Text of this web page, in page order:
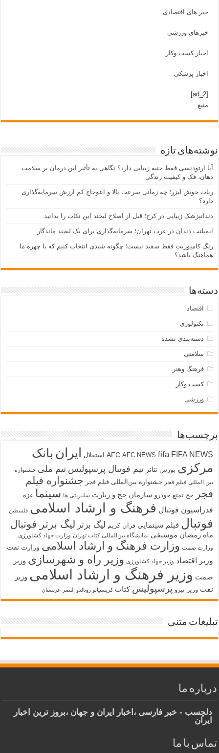
خبر های اقتصادی
خبرهای ورزشی
اخبار کسب وکار
اخبار پزشکی
[ad_2]
منبع
نوشته‌های تازه
آیا ارتودنسی فقط جنبه زیبایی دارد؟ نگاهی به تأثیر این درمان بر سلامت
دهان، فک و کیفیت زندگی
ربات جوش لیزر؛ چه زمانی سرعت بالا و اعوجاج کم ارزش سرمایه‌گذاری
دارد؟
دندانپزشک زیبایی در کرج؛ قبل از اصلاح لبخند این نکات را بدانید
ایمپلنت دندان در غرب تهران؛ سرمایه‌گذاری برای یک لبخند ماندگار
رنگ کامپوزیت فقط سفید نیست؛ چگونه شیدی انتخاب کنیم که با چهره ما
هماهنگ باشد؟
دسته‌ها
اقتصاد
تکنولوژی
دسته‌بندی نشده
سلامتی
فرهنگ وهنر
کسب وکار
ورزشی
برچسب‌ها
AFC AFC NEWS fifa FIFA NEWS استقلال ایران بانک
مرکزی بورس تئاتر تیم فوتبال پرسپولیس تیم ملی جشنواره
بین المللی فیلم فجر جشنواره بین‌المللی فیلم فجر جشنواره فیلم
فجر
حج تمتع خودرو سازمان حج و زیارت سلبریتی ها سینما غزه
فدراسیون فوتبال فرهنگ و ارشاد اسلامی فلسطین
فوتبال فیلم سینمایی قرآن کریم لیگ برتر لیگ برتر فوتبال
ماه رمضان موسیقی نمایشگاه بین‌المللی کتاب تهران وزارت جهاد کشاورزی
وزارت صمت وزارت فرهنگ و ارشاد اسلامی وزارت نفت
وزیر اقتصاد وزیر جهاد کشاورزی وزیر راه و شهرسازی وزیر
صمت وزیر فرهنگ و ارشاد اسلامی وزیر
نفت وزیر نیرو پرسپولیس کتاب کریستیانو رونالدو النصر عربستان
تبلیغات متنی
درباره ما
دلچسب - خبر فارسی ،اخبار ایران و جهان ،بروز ترین اخبار
ایران
تماس با ما